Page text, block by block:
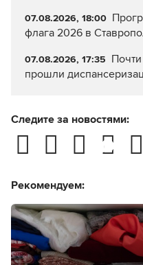
07.08.2026, 18:00
флага 2026 в
07.08.2026, 17:35
прошли
Следите за новостями:
Рекомендуем: